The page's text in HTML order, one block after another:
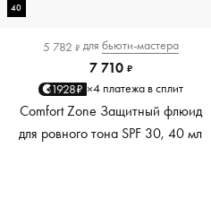
40
5 782 ₽ для бьюти-мастера
7 710 ₽
1928₽ ×4 платежа в сплит
Comfort Zone Защитный флюид
для ровного тона SPF 30, 40 мл